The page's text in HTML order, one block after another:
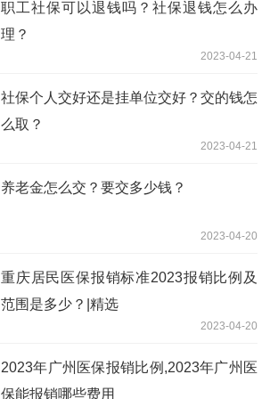
职工社保可以退钱吗？社保退钱怎么办
理？
2023-04-21
社保个人交好还是挂单位交好？交的钱怎
么取？
2023-04-21
养老金怎么交？要交多少钱？
2023-04-20
重庆居民医保报销标准2023报销比例及
范围是多少？|精选
2023-04-20
2023年广州医保报销比例,2023年广州医
保能报销哪些费用